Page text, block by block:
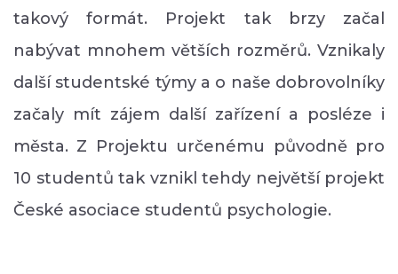
takový formát. Projekt tak brzy začal
nabývat mnohem větších rozměrů. Vznikaly
další studentské týmy a o naše dobrovolníky
začaly mít zájem další zařízení a posléze i
města. Z Projektu určenému původně pro
10 studentů tak vznikl tehdy největší projekt
České asociace studentů psychologie.